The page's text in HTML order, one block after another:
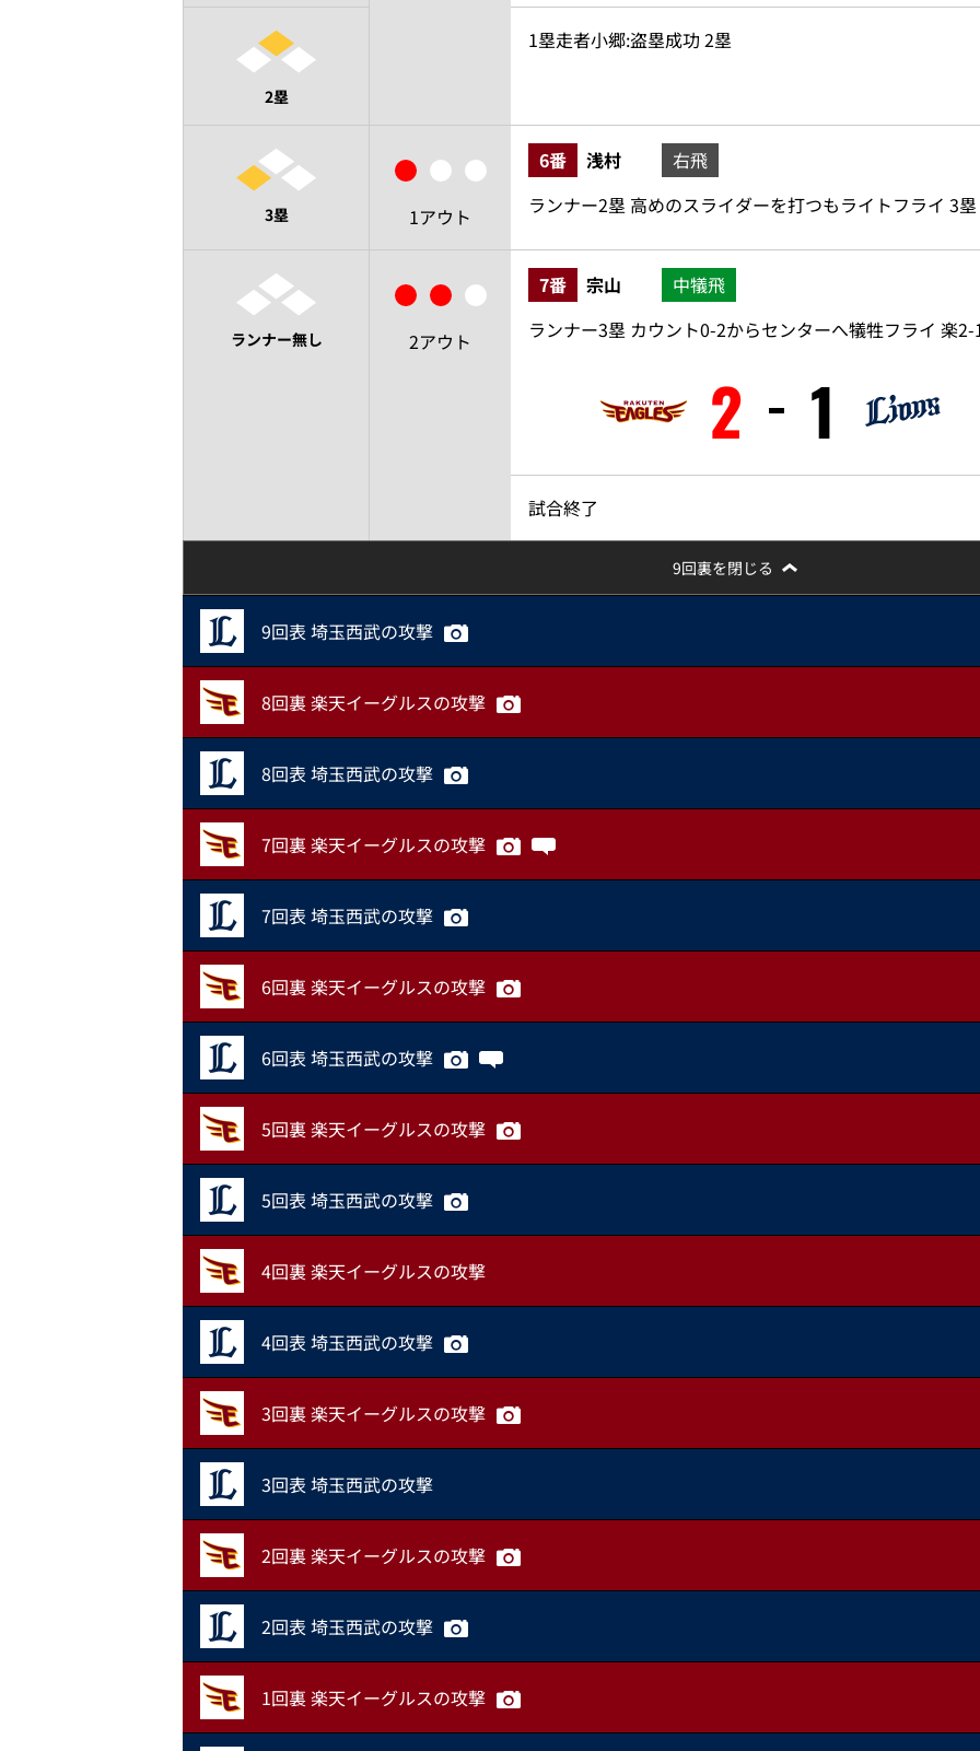
2塁
1塁走者小郷:盗塁成功 2塁
3塁 1アウト
6番 浅村
右飛
ランナー2塁 高めのスライダーを打つもライトフライ 3
ランナー無し 2アウト
7番 宗山
中犠飛
ランナー3塁 カウント0-2からセンターへ犠牲フライ 楽
2 1
試合終了
9回裏を閉じる
9回表 埼玉西武の攻撃
8回裏 楽天イーグルスの攻撃
8回表 埼玉西武の攻撃
7回裏 楽天イーグルスの攻撃
7回表 埼玉西武の攻撃
6回裏 楽天イーグルスの攻撃
6回表 埼玉西武の攻撃
5回裏 楽天イーグルスの攻撃
5回表 埼玉西武の攻撃
4回裏 楽天イーグルスの攻撃
4回表 埼玉西武の攻撃
3回裏 楽天イーグルスの攻撃
3回表 埼玉西武の攻撃
2回裏 楽天イーグルスの攻撃
2回表 埼玉西武の攻撃
1回裏 楽天イーグルスの攻撃